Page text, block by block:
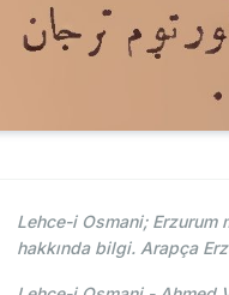
Lehce-i Osmani; Erzurum
hakkında bilgi. Arapça